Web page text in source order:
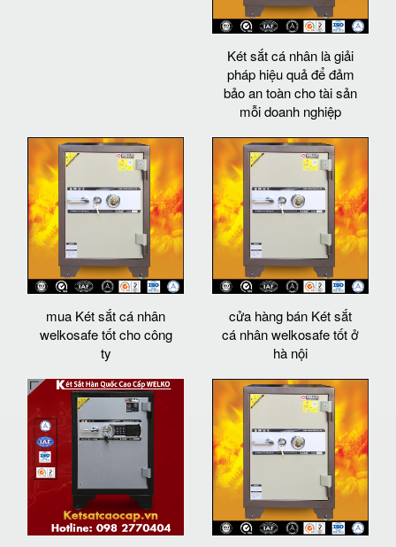
Két sắt cá nhân là giải
pháp hiệu quả để đảm
bảo an toàn cho tài sản
mỗi doanh nghiệp
mua Két sắt cá nhân
welkosafe tốt cho công
ty
cửa hàng bán Két sắt
cá nhân welkosafe tốt ở
hà nội